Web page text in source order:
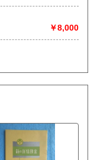
学、美術工芸、国
味、外国書、サブ
資料・エフェメラ
￥8,000